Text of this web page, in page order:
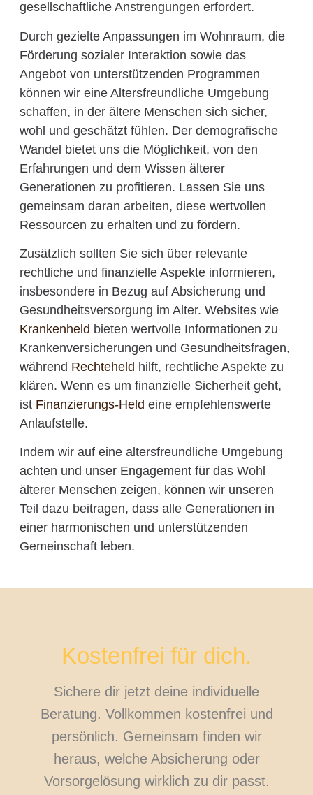
gesellschaftliche Anstrengungen erfordert.
Durch gezielte Anpassungen im Wohnraum, die
Förderung sozialer Interaktion sowie das
Angebot von unterstützenden Programmen
können wir eine Altersfreundliche Umgebung
schaffen, in der ältere Menschen sich sicher,
wohl und geschätzt fühlen. Der demografische
Wandel bietet uns die Möglichkeit, von den
Erfahrungen und dem Wissen älterer
Generationen zu profitieren. Lassen Sie uns
gemeinsam daran arbeiten, diese wertvollen
Ressourcen zu erhalten und zu fördern.
Zusätzlich sollten Sie sich über relevante
rechtliche und finanzielle Aspekte informieren,
insbesondere in Bezug auf Absicherung und
Gesundheitsversorgung im Alter. Websites wie
Krankenheld bieten wertvolle Informationen zu
Krankenversicherungen und Gesundheitsfragen,
während Rechteheld hilft, rechtliche Aspekte zu
klären. Wenn es um finanzielle Sicherheit geht,
ist Finanzierungs-Held eine empfehlenswerte
Anlaufstelle.
Indem wir auf eine altersfreundliche Umgebung
achten und unser Engagement für das Wohl
älterer Menschen zeigen, können wir unseren
Teil dazu beitragen, dass alle Generationen in
einer harmonischen und unterstützenden
Gemeinschaft leben.
Kostenfrei für dich.
Sichere dir jetzt deine individuelle
Beratung. Vollkommen kostenfrei und
persönlich. Gemeinsam finden wir
heraus, welche Absicherung oder
Vorsorgelösung wirklich zu dir passt.